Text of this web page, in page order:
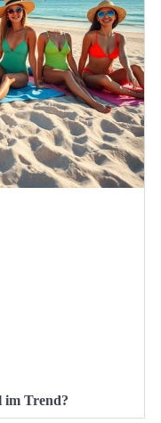
im Trend?